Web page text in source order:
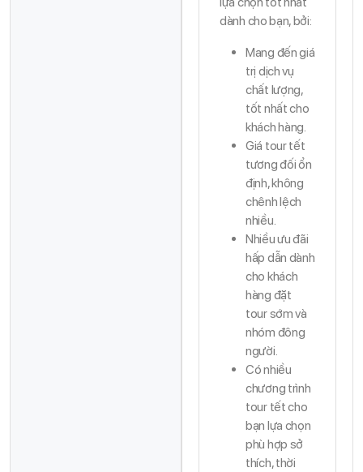
dành cho bạn, bởi:
Mang đến giá
trị dịch vụ
chất lượng,
tốt nhất cho
khách hàng.
Giá tour tết
tương đối ổn
định, không
chênh lệch
nhiều.
Nhiều ưu đãi
hấp dẫn dành
cho khách
hàng đặt
tour sớm và
nhóm đông
người.
Có nhiều
chương trình
tour tết cho
bạn lựa chọn
phù hợp sở
thích, thời